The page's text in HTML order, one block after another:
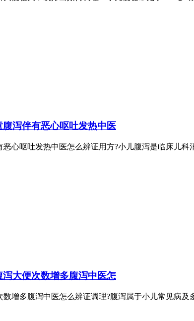
泻伴有恶心呕吐发热中医
心呕吐发热中医怎么辨证用方?小儿腹泻是临床儿
大便次数增多腹泻中医怎
增多腹泻中医怎么辨证调理?腹泻属于小儿常见病